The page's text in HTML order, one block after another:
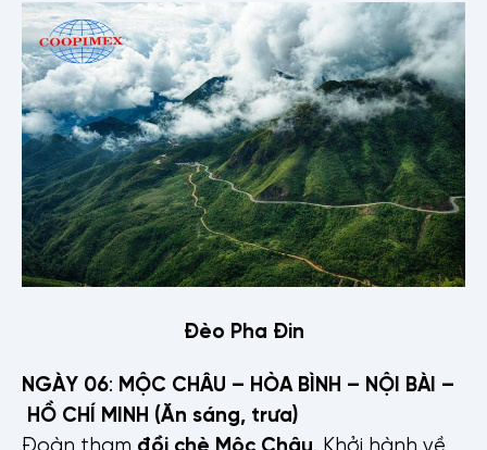
Đèo Pha Đin
NGÀY 06: MỘC CHÂU – HÒA BÌNH – NỘI BÀI –
HỒ CHÍ MINH (Ăn sáng, trưa)
Đoàn tham đồi chè Mộc Châu. Khởi hành về